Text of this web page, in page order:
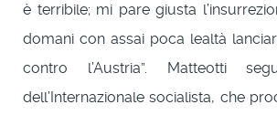
è terribile; mi pare giusta
domani con assai poca lealtà
contro l’Austria”. Matteotti
dell’Internazionale socialista, che